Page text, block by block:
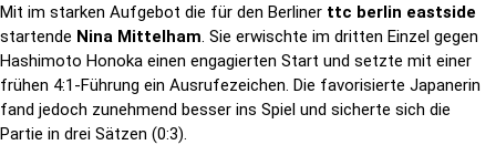
Mit im starken Aufgebot die für den Berliner ttc berlin eastside
startende Nina Mittelham. Sie erwischte im dritten Einzel gegen
Hashimoto Honoka einen engagierten Start und setzte mit einer
frühen 4:1-Führung ein Ausrufezeichen. Die favorisierte Japanerin
fand jedoch zunehmend besser ins Spiel und sicherte sich die
Partie in drei Sätzen (0:3).